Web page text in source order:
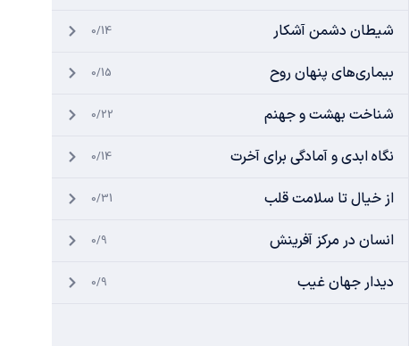
شیطان دشمن آشکار 0/14
بیماری‌های پنهان روح 0/15
شناخت بهشت و جهنم 0/22
نگاه ابدی و آمادگی برای آخرت 0/14
از خیال تا سلامت قلب 0/31
انسان در مرکز آفرینش 0/9
دیدار جهان غیب 0/9